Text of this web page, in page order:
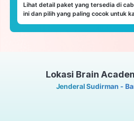
ruangbelajar
roboguru
Kelas Pengembangan Diri
Lihat detail paket yang tersedia di
ini dan pilih yang paling cocok untuk
Lokasi Brain
Jenderal Sudirman -